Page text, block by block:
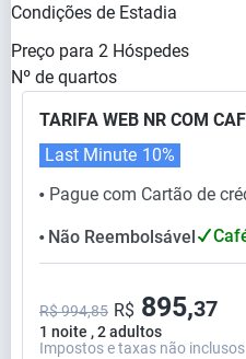
Condições de Estadia
Preço para 2 Hóspedes
Nº de quartos
TARIFA WEB NR COM
⬤ Pague com Cartão de
Last Minute 10%
⬤ Não Reembolsável
1 noite , 2 adultos
R$ 994,85 R$ 895,37
Impostos e taxas não inclusos